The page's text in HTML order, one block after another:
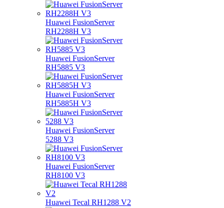
Huawei FusionServer
RH2288H V3
Huawei FusionServer
RH5885 V3
Huawei FusionServer
RH5885H V3
Huawei FusionServer
5288 V3
Huawei FusionServer
RH8100 V3
Huawei Tecal RH1288 V2